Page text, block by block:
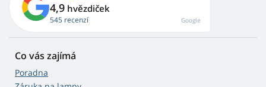
4,9 hvězdiček
545 recenzí Google
Co vás zajímá
Poradna